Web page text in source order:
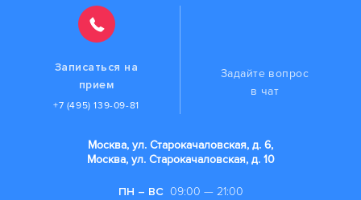
Записаться на
прием
+7 (495) 139-09-81
Задайте вопрос
в чат
Москва, ул. Старокачаловская, д. 6,
Москва, ул. Старокачаловская, д. 10
ПН – ВС 09:00 — 21:00